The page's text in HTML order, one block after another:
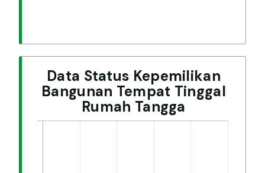
Data Status Kepemilikan
Bangunan Tempat Tinggal
Rumah Tangga